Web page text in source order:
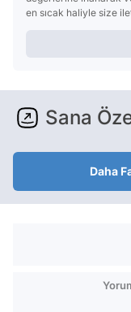
en sıcak haliyle size
Sana
Daha